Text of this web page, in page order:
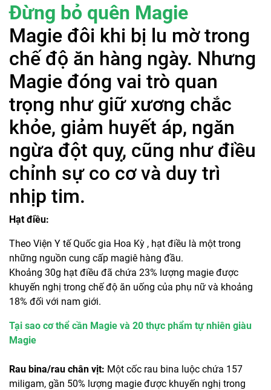
Đừng bỏ quên Magie
Magie đôi khi bị lu mờ trong
chế độ ăn hàng ngày. Nhưng
Magie đóng vai trò quan
trọng như giữ xương chắc
khỏe, giảm huyết áp, ngăn
ngừa đột quỵ, cũng như điều
chỉnh sự co cơ và duy trì
nhịp tim.
Hạt điều:
Theo Viện Y tế Quốc gia Hoa Kỳ , hạt điều là một trong
những nguồn cung cấp magiê hàng đầu.
Khoảng 30g hạt điều đã chứa 23% lượng magie được
khuyến nghị trong chế độ ăn uống của phụ nữ và khoảng
18% đối với nam giới.
Tại sao cơ thể cần Magie và 20 thực phẩm tự nhiên giàu
Magie
Rau bina/rau chân vịt: Một cốc rau bina luộc chứa 157
miligam, gần 50% lượng magie được khuyến nghị trong